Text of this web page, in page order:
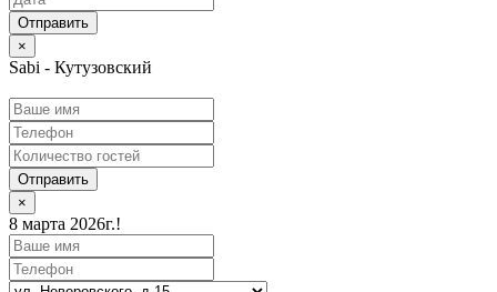
×
Sabi - Кутузовский
Отправить
×
8 марта 2026г.!